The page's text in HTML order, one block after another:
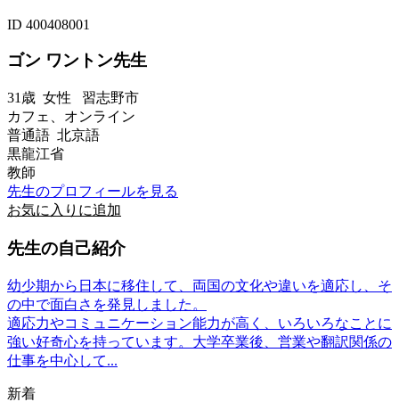
ID 400408001
ゴン ワントン先生
31歳 女性 習志野市
カフェ、オンライン
普通語 北京語
黒龍江省
教師
先生のプロフィールを見る
お気に入りに追加
先生の自己紹介
幼少期から日本に移住して、両国の文化や違いを適応し、そ
の中で面白さを発見しました。
適応力やコミュニケーション能力が高く、いろいろなことに
強い好奇心を持っています。大学卒業後、営業や翻訳関係の
仕事を中心して...
新着